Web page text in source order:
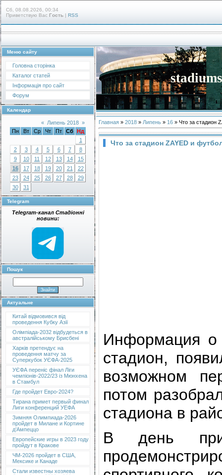
Сб, 08.08.2026, 00:34
Приветствую Вас Гость | RSS
Меню сайту
Головна сторінка
Каталог статей
Інформація про сайт
Форум
Календар
« Липень 2018 »
Пн
Вт Ср Чт Пт Сб Нд
1
2
3 4 5 6 7
8
9
10 11 12 13 14
15
16
17 18 19 20 21
22
23
24 25 26 27 28
29
30
31
Telegram
Telegram-канал Стадіонні
новини:
Пошук
Актуальне
Китай відмовився від
проведення Кубку Азії
Олімпіада-2032 відбудеться в
австралійському Брисбені
Харків претендує на
проведення матчу за
Суперкубок УЄФА-2025
УЄФА переніс фінал Ліги
чемпіонів-2022/23 із Мюнхена
в Стамбул
Где пройдет Евро-2024?
Тирана примет первый финал
Лиги конференций УЕФА
Зимняя Олимпиада-2026
пройдет в Милане и Кортине
д’Ампеццо
Европейские игры в 2023 году
пройдут в Кракове
ЧМ-2026 пройдет в США,
Мексике и Канаде
Стали известны хозяева
Главная » 2018 » Липень » 16 » Что за стадион
Что за стадион ZAYED и
Информация о
стадион,
возможном
потом
стадиона в
В день